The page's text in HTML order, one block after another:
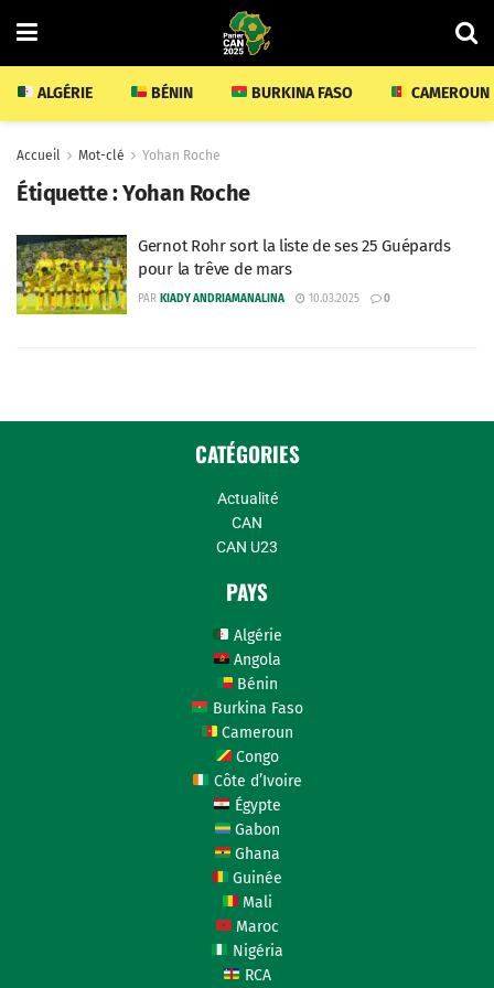
ALGÉRIE BÉNIN BURKINA FASO CAMEROUN
Accueil Mot-clé Yohan Roche
Étiquette :Yohan Roche
Gernot Rohr sort la liste de ses 25 Guépards
pour la trêve de mars
PAR KIADY ANDRIAMANALINA 10.03.2025 0
CATÉGORIES
Actualité
CAN
CAN U23
PAYS
Algérie
Angola
Bénin
Burkina Faso
Cameroun
Congo
Côte d’Ivoire
Égypte
Gabon
Ghana
Guinée
Mali
Maroc
Nigéria
RCA